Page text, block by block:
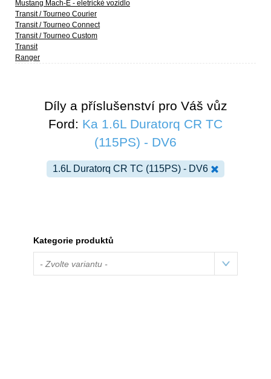
Mustang Mach-E - eletrické vozidlo
Transit / Tourneo Courier
Transit / Tourneo Connect
Transit / Tourneo Custom
Transit
Ranger
Díly a příslušenství pro Váš vůz
Ford: Ka 1.6L Duratorq CR TC
(115PS) - DV6
1.6L Duratorq CR TC (115PS) - DV6
Kategorie produktů
- Zvolte variantu -